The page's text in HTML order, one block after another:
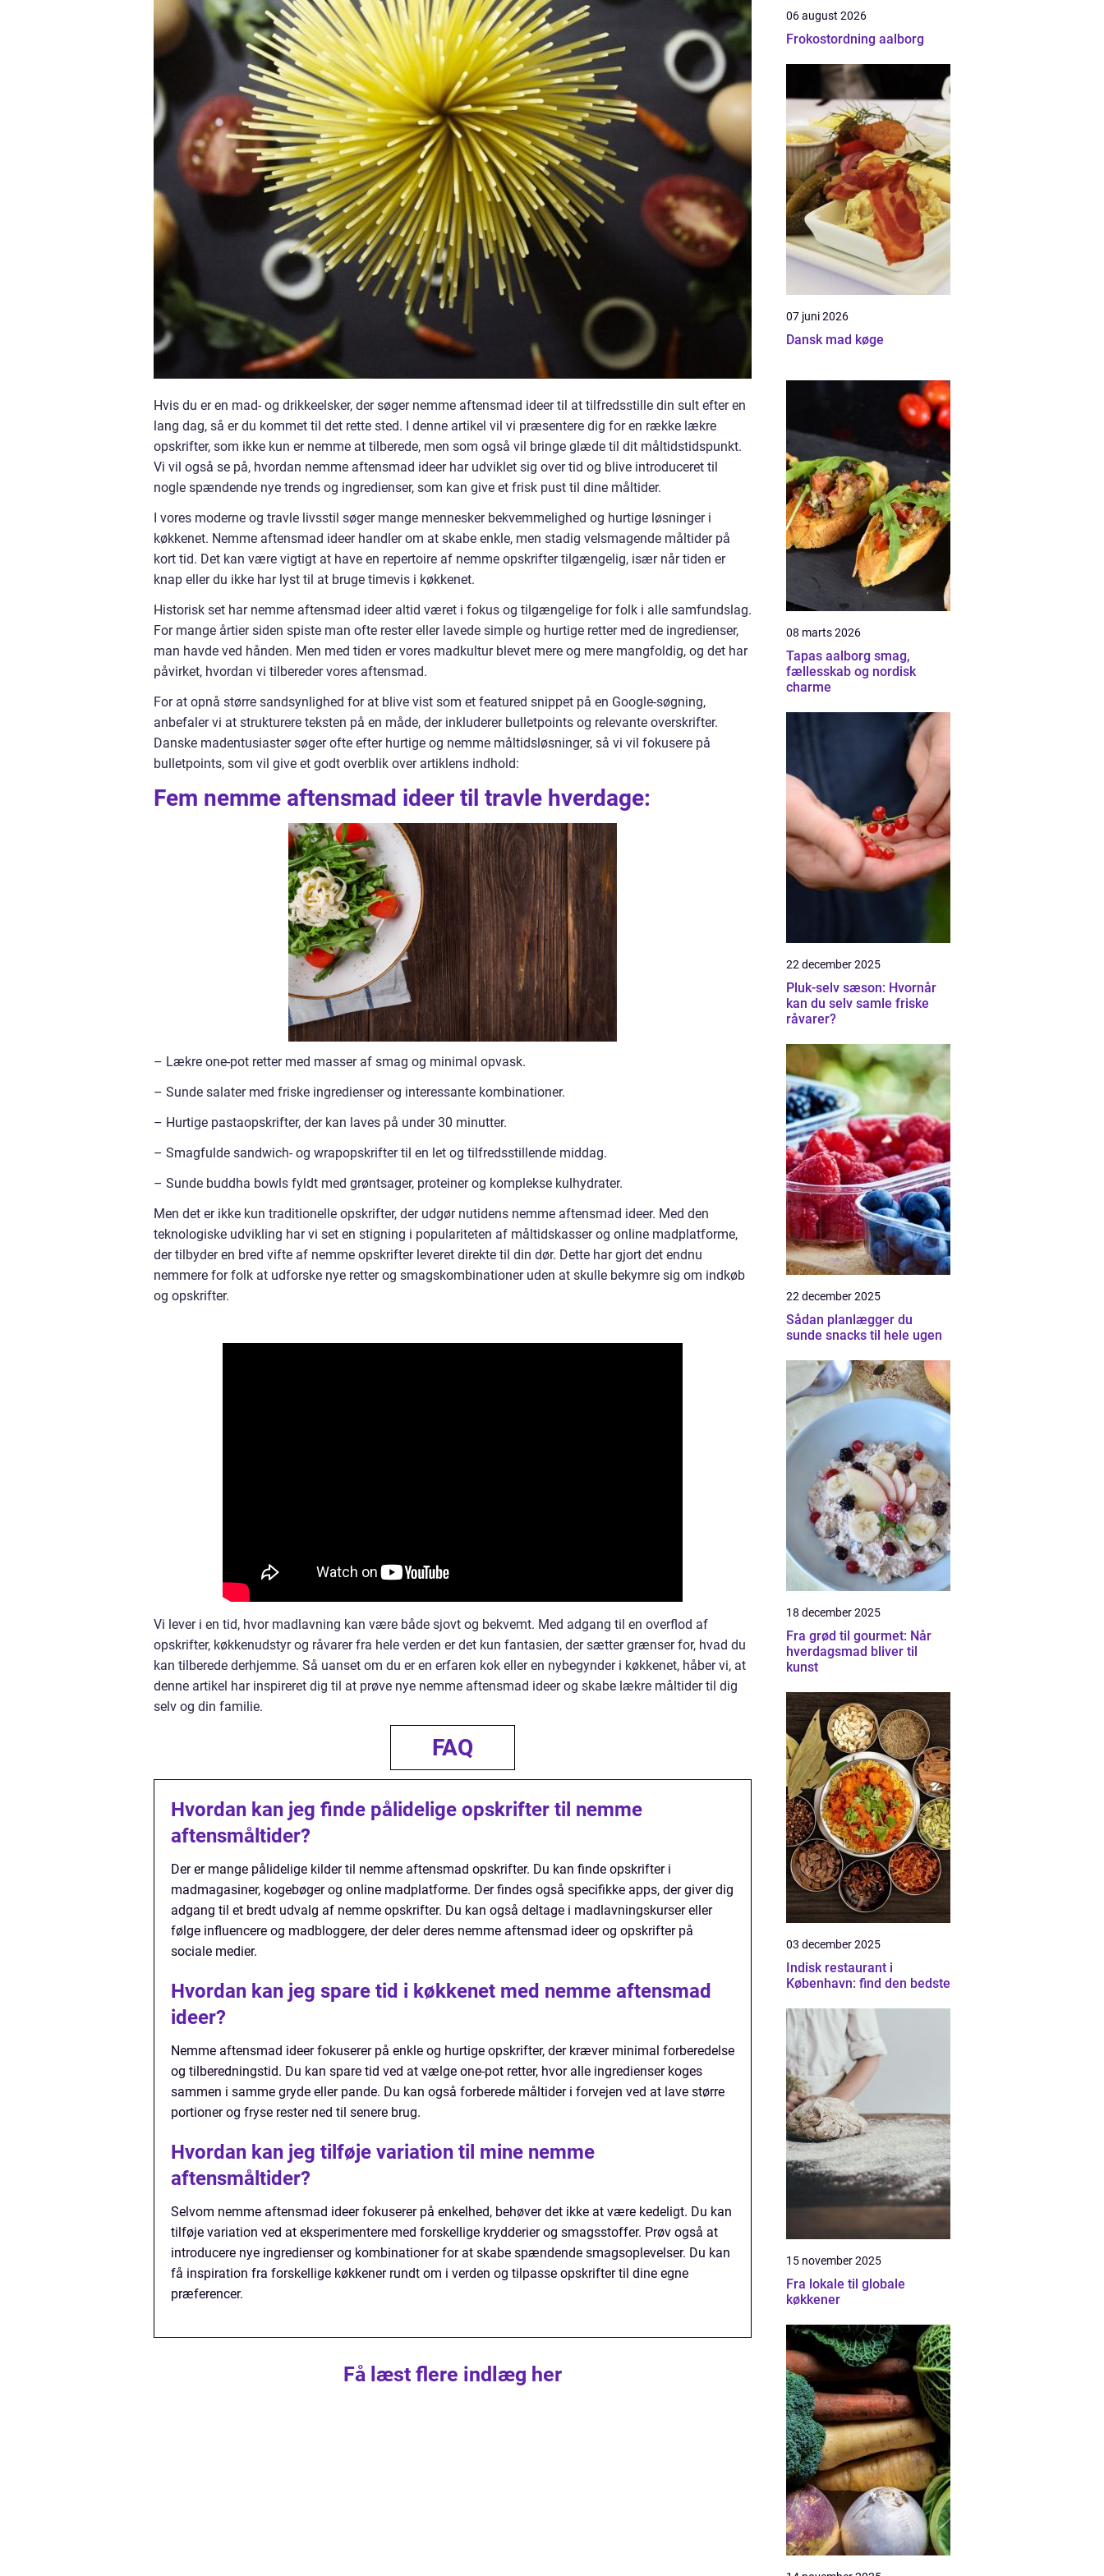
Hvis du er en mad- og drikkeelsker, der søger nemme aftensmad ideer til at tilfredsstille din sult efter en
lang dag, så er du kommet til det rette sted. I denne artikel vil vi præsentere dig for en række lækre
opskrifter, som ikke kun er nemme at tilberede, men som også vil bringe glæde til dit måltidstidspunkt.
Vi vil også se på, hvordan nemme aftensmad ideer har udviklet sig over tid og blive introduceret til
nogle spændende nye trends og ingredienser, som kan give et frisk pust til dine måltider.
I vores moderne og travle livsstil søger mange mennesker bekvemmelighed og hurtige løsninger i
køkkenet. Nemme aftensmad ideer handler om at skabe enkle, men stadig velsmagende måltider på
kort tid. Det kan være vigtigt at have en repertoire af nemme opskrifter tilgængelig, især når tiden er
knap eller du ikke har lyst til at bruge timevis i køkkenet.
Historisk set har nemme aftensmad ideer altid været i fokus og tilgængelige for folk i alle samfundslag.
For mange årtier siden spiste man ofte rester eller lavede simple og hurtige retter med de ingredienser,
man havde ved hånden. Men med tiden er vores madkultur blevet mere og mere mangfoldig, og det har
påvirket, hvordan vi tilbereder vores aftensmad.
For at opnå større sandsynlighed for at blive vist som et featured snippet på en Google-søgning,
anbefaler vi at strukturere teksten på en måde, der inkluderer bulletpoints og relevante overskrifter.
Danske madentusiaster søger ofte efter hurtige og nemme måltidsløsninger, så vi vil fokusere på
bulletpoints, som vil give et godt overblik over artiklens indhold:
Fem nemme aftensmad ideer til travle hverdage:
– Lækre one-pot retter med masser af smag og minimal opvask.
– Sunde salater med friske ingredienser og interessante kombinationer.
– Hurtige pastaopskrifter, der kan laves på under 30 minutter.
– Smagfulde sandwich- og wrapopskrifter til en let og tilfredsstillende middag.
– Sunde buddha bowls fyldt med grøntsager, proteiner og komplekse kulhydrater.
Men det er ikke kun traditionelle opskrifter, der udgør nutidens nemme aftensmad ideer. Med den
teknologiske udvikling har vi set en stigning i populariteten af måltidskasser og online madplatforme,
der tilbyder en bred vifte af nemme opskrifter leveret direkte til din dør. Dette har gjort det endnu
nemmere for folk at udforske nye retter og smagskombinationer uden at skulle bekymre sig om indkøb
og opskrifter.
Vi lever i en tid, hvor madlavning kan være både sjovt og bekvemt. Med adgang til en overflod af
opskrifter, køkkenudstyr og råvarer fra hele verden er det kun fantasien, der sætter grænser for, hvad du
kan tilberede derhjemme. Så uanset om du er en erfaren kok eller en nybegynder i køkkenet, håber vi, at
denne artikel har inspireret dig til at prøve nye nemme aftensmad ideer og skabe lækre måltider til dig
selv og din familie.
FAQ
Hvordan kan jeg finde pålidelige opskrifter til nemme
aftensmåltider?
Der er mange pålidelige kilder til nemme aftensmad opskrifter. Du kan finde opskrifter i
madmagasiner, kogebøger og online madplatforme. Der findes også specifikke apps, der giver dig
adgang til et bredt udvalg af nemme opskrifter. Du kan også deltage i madlavningskurser eller
følge influencere og madbloggere, der deler deres nemme aftensmad ideer og opskrifter på
sociale medier.
Hvordan kan jeg spare tid i køkkenet med nemme aftensmad
ideer?
Nemme aftensmad ideer fokuserer på enkle og hurtige opskrifter, der kræver minimal forberedelse
og tilberedningstid. Du kan spare tid ved at vælge one-pot retter, hvor alle ingredienser koges
sammen i samme gryde eller pande. Du kan også forberede måltider i forvejen ved at lave større
portioner og fryse rester ned til senere brug.
Hvordan kan jeg tilføje variation til mine nemme
aftensmåltider?
Selvom nemme aftensmad ideer fokuserer på enkelhed, behøver det ikke at være kedeligt. Du kan
tilføje variation ved at eksperimentere med forskellige krydderier og smagsstoffer. Prøv også at
introducere nye ingredienser og kombinationer for at skabe spændende smagsoplevelser. Du kan
få inspiration fra forskellige køkkener rundt om i verden og tilpasse opskrifter til dine egne
præferencer.
Få læst flere indlæg her
06 august 2026
Frokostordning aalborg
07 juni 2026
Dansk mad køge
08 marts 2026
Tapas aalborg smag,
fællesskab og nordisk
charme
22 december 2025
Pluk-selv sæson: Hvornår
kan du selv samle friske
råvarer?
22 december 2025
Sådan planlægger du
sunde snacks til hele ugen
18 december 2025
Fra grød til gourmet: Når
hverdagsmad bliver til
kunst
03 december 2025
Indisk restaurant i
København: find den bedste
15 november 2025
Fra lokale til globale
køkkener